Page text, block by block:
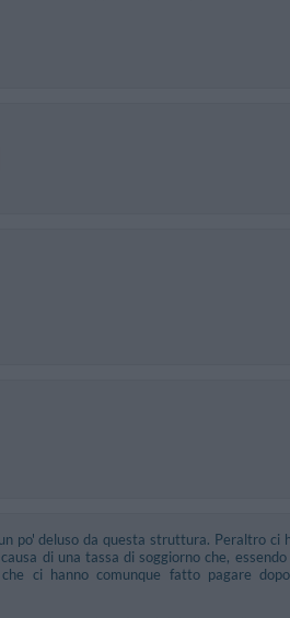
po' deluso da questa struttura. Peraltro ci
di una tassa di soggiorno che,
ci hanno comunque fatto pagare